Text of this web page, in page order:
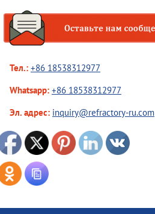
Тел.: +86 18538312977
Whatsapp: +86 18538312977
Эл. адрес: inquiry@refractory-ru.com